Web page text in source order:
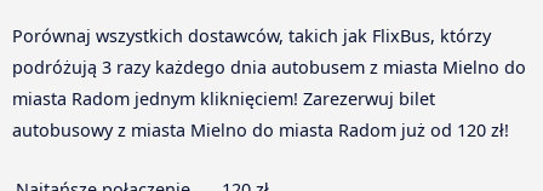
Porównaj wszystkich dostawców, takich jak FlixBus, którzy
podróżują 3 razy każdego dnia autobusem z miasta Mielno do
miasta Radom jednym kliknięciem! Zarezerwuj bilet
autobusowy z miasta Mielno do miasta Radom już od 120 zł!